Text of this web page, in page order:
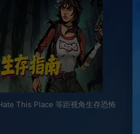
This Place 等距视角生存恐怖